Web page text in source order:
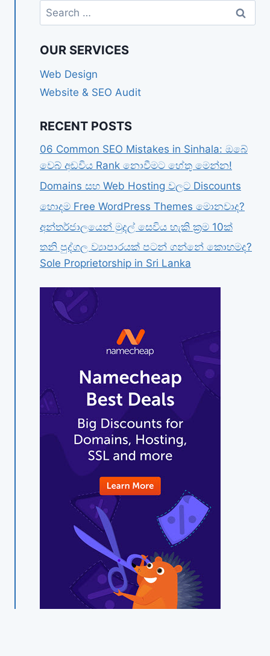
Search
for:
OUR SERVICES
Web Design
Website & SEO Audit
RECENT POSTS
06 Common SEO Mistakes in Sinhala: ඔබේ
වෙබ් අඩවිය Rank නොවීමට හේතු මෙන්න!
Domains සහ Web Hosting වලට Discounts
හොදම Free WordPress Themes මොනවාද?
අන්තර්ජාලයෙන් මුදල් සෙවිය හැකි ක්‍රම 10ක්
තනි පුද්ගල ව්‍යාපාරයක් පටන් ගන්නේ කොහමද?
Sole Proprietorship in Sri Lanka